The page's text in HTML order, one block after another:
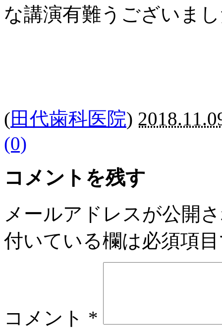
な講演有難うございま
(田代歯科医院)
(0)
コメントを残す
メールアドレスが公開
付いている欄は必須項
コメント *